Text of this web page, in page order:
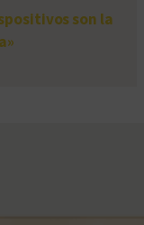
son la